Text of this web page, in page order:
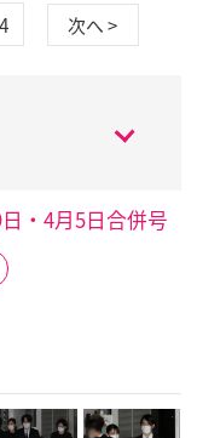
4 次へ >
・4月5日合併号